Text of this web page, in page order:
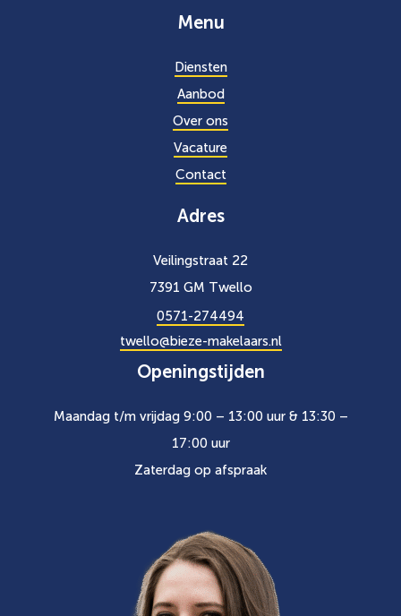
Menu
Diensten
Aanbod
Over ons
Vacature
Contact
Adres
Veilingstraat 22
7391 GM Twello
0571-274494
twello@bieze-makelaars.nl
Openingstijden
Maandag t/m vrijdag 9:00 – 13:00 uur & 13:30 –
17:00 uur
Zaterdag op afspraak